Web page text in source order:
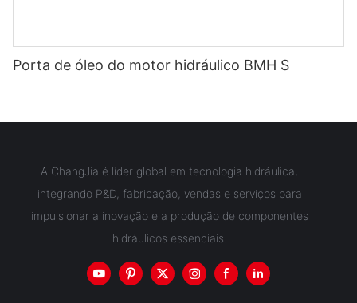
Porta de óleo do motor hidráulico BMH S
A ChangJia é líder global em tecnologia hidráulica,
integrando P&D, fabricação, vendas e serviços para
impulsionar a inovação e a produção de componentes
hidráulicos essenciais.